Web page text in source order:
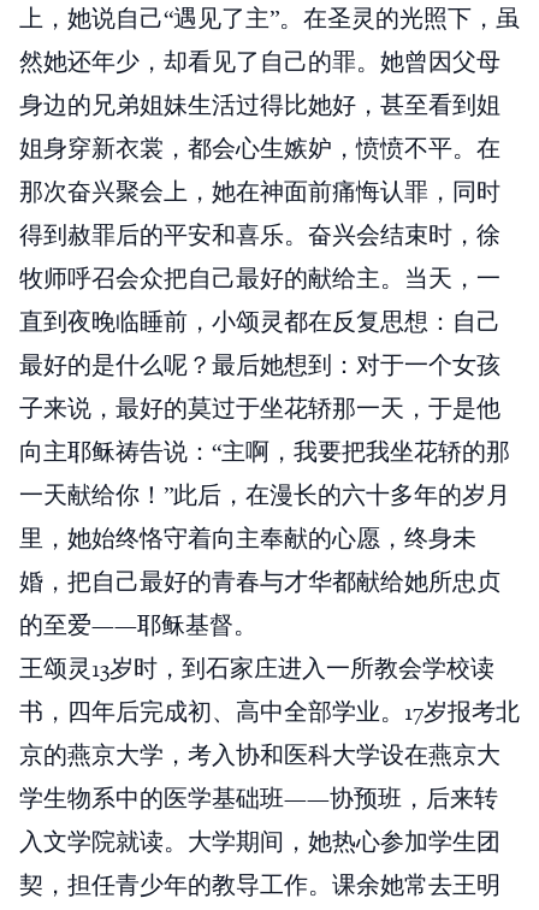
上，她说自己“遇见了主”。在圣灵的光照下，虽
然她还年少，却看见了自己的罪。她曾因父母
身边的兄弟姐妹生活过得比她好，甚至看到姐
姐身穿新衣裳，都会心生嫉妒，愤愤不平。在
那次奋兴聚会上，她在神面前痛悔认罪，同时
得到赦罪后的平安和喜乐。奋兴会结束时，徐
牧师呼召会众把自己最好的献给主。当天，一
直到夜晚临睡前，小颂灵都在反复思想：自己
最好的是什么呢？最后她想到：对于一个女孩
子来说，最好的莫过于坐花轿那一天，于是他
向主耶稣祷告说：“主啊，我要把我坐花轿的那
一天献给你！”此后，在漫长的六十多年的岁月
里，她始终恪守着向主奉献的心愿，终身未
婚，把自己最好的青春与才华都献给她所忠贞
的至爱——耶稣基督。
王颂灵13岁时，到石家庄进入一所教会学校读
书，四年后完成初、高中全部学业。17岁报考北
京的燕京大学，考入协和医科大学设在燕京大
学生物系中的医学基础班——协预班，后来转
入文学院就读。大学期间，她热心参加学生团
契，担任青少年的教导工作。课余她常去王明